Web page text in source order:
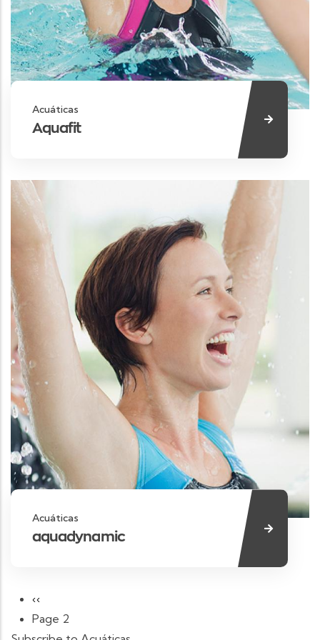
Acuáticas
Aquafit
Acuáticas
aquadynamic
Pagination
Previous page
‹‹
Page 2